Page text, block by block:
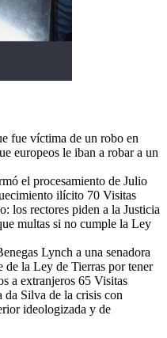
fue víctima de un robo en
europeos le iban a robar a un
el procesamiento de Julio
ilícito 70 Visitas
los rectores piden a la Justicia
multas si no cumple la Ley
Lynch a una senadora
de la Ley de Tierras por tener
a extranjeros 65 Visitas
Silva de la crisis con
ideologizada y de